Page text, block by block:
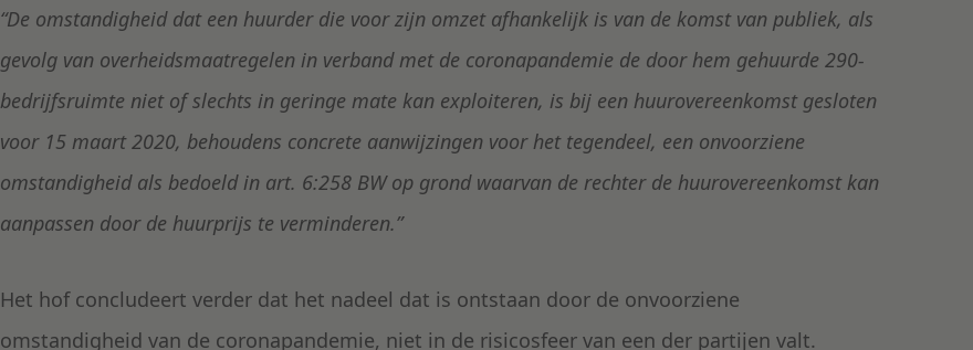
“De omstandigheid dat een huurder die voor zijn omzet afhankelijk is van de komst van publiek, als
gevolg van overheidsmaatregelen in verband met de coronapandemie de door hem gehuurde 290-
bedrijfsruimte niet of slechts in geringe mate kan exploiteren, is bij een huurovereenkomst gesloten
voor 15 maart 2020, behoudens concrete aanwijzingen voor het tegendeel, een onvoorziene
omstandigheid als bedoeld in art. 6:258 BW op grond waarvan de rechter de huurovereenkomst kan
aanpassen door de huurprijs te verminderen.”
Het hof concludeert verder dat het nadeel dat is ontstaan door de onvoorziene
omstandigheid van de coronapandemie, niet in de risicosfeer van een der partijen valt.